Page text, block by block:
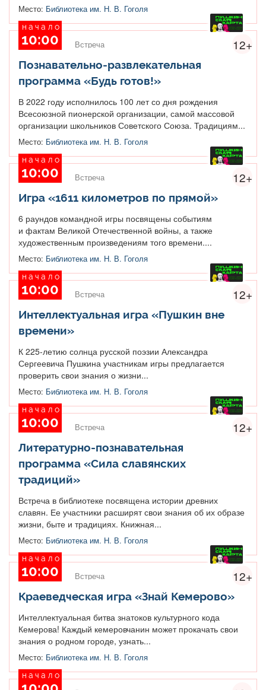
Место: Библиотека им. Н. В. Гоголя
12+
начало
10:00 Встреча
Познавательно-развлекательная
программа «Будь готов!»
В 2022 году исполнилось 100 лет со дня рождения
Всесоюзной пионерской организации, самой массовой
организации школьников Советского Союза. Традициям...
Место: Библиотека им. Н. В. Гоголя
12+
начало
10:00 Встреча
Игра «1611 километров по прямой»
6 раундов командной игры посвящены событиям
и фактам Великой Отечественной войны, а также
художественным произведениям того времени....
Место: Библиотека им. Н. В. Гоголя
12+
начало
10:00 Встреча
Интеллектуальная игра «Пушкин вне
времени»
К 225-летию солнца русской поэзии Александра
Сергеевича Пушкина участникам игры предлагается
проверить свои знания о жизни...
Место: Библиотека им. Н. В. Гоголя
12+
начало
10:00 Встреча
Литературно-познавательная
программа «Сила славянских
традиций»
Встреча в библиотеке посвящена истории древних
славян. Ее участники расширят свои знания об их образе
жизни, быте и традициях. Книжная...
Место: Библиотека им. Н. В. Гоголя
12+
начало
10:00 Встреча
Краеведческая игра «Знай Кемерово»
Интеллектуальная битва знатоков культурного кода
Кемерова! Каждый кемеровчанин может прокачать свои
знания о родном городе, узнать...
Место: Библиотека им. Н. В. Гоголя
начало